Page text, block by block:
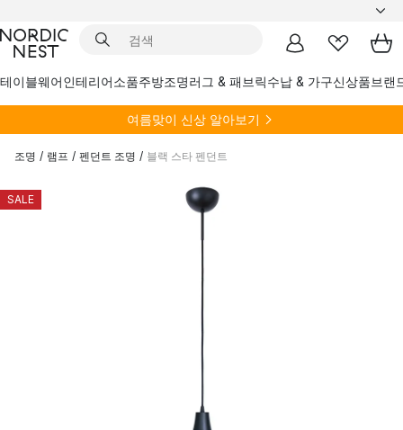
테이블웨어인테리어소품주방조명러그 & 패브릭수납 & 가구신상품브랜
여름맞이 신상 알아보기
조명 / 램프 / 펜던트 조명 / 블랙 스타 펜던트
SALE